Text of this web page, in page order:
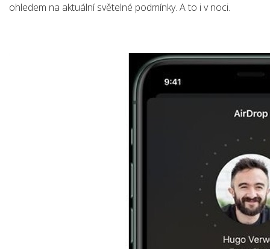
ohledem na aktuální světelné podmínky. A to i v noci.